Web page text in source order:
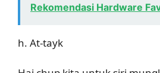
Rekomendasi Hardware
h. At-tayk